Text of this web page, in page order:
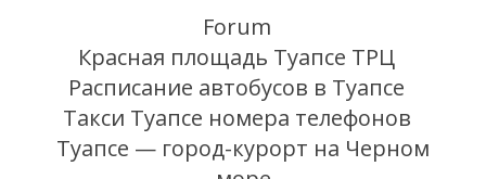
Forum
Красная площадь Туапсе ТРЦ
Расписание автобусов в Туапсе
Такси Туапсе номера телефонов
Туапсе — город-курорт на Черном